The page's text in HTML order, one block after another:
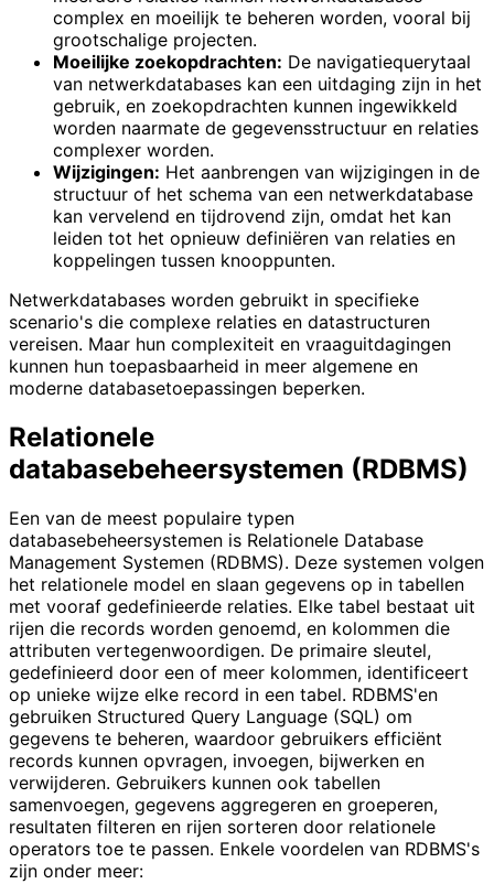
complex en moeilijk te beheren worden, vooral bij
grootschalige projecten.
Moeilijke zoekopdrachten: De navigatiequerytaal
van netwerkdatabases kan een uitdaging zijn in het
gebruik, en zoekopdrachten kunnen ingewikkeld
worden naarmate de gegevensstructuur en relaties
complexer worden.
Wijzigingen: Het aanbrengen van wijzigingen in de
structuur of het schema van een netwerkdatabase
kan vervelend en tijdrovend zijn, omdat het kan
leiden tot het opnieuw definiëren van relaties en
koppelingen tussen knooppunten.
Netwerkdatabases worden gebruikt in specifieke
scenario's die complexe relaties en datastructuren
vereisen. Maar hun complexiteit en vraaguitdagingen
kunnen hun toepasbaarheid in meer algemene en
moderne databasetoepassingen beperken.
Relationele
databasebeheersystemen (RDBMS)
Een van de meest populaire typen
databasebeheersystemen is Relationele Database
Management Systemen (RDBMS). Deze systemen volgen
het relationele model en slaan gegevens op in tabellen
met vooraf gedefinieerde relaties. Elke tabel bestaat uit
rijen die records worden genoemd, en kolommen die
attributen vertegenwoordigen. De primaire sleutel,
gedefinieerd door een of meer kolommen, identificeert
op unieke wijze elke record in een tabel. RDBMS'en
gebruiken Structured Query Language (SQL) om
gegevens te beheren, waardoor gebruikers efficiënt
records kunnen opvragen, invoegen, bijwerken en
verwijderen. Gebruikers kunnen ook tabellen
samenvoegen, gegevens aggregeren en groeperen,
resultaten filteren en rijen sorteren door relationele
operators toe te passen. Enkele voordelen van RDBMS's
zijn onder meer: